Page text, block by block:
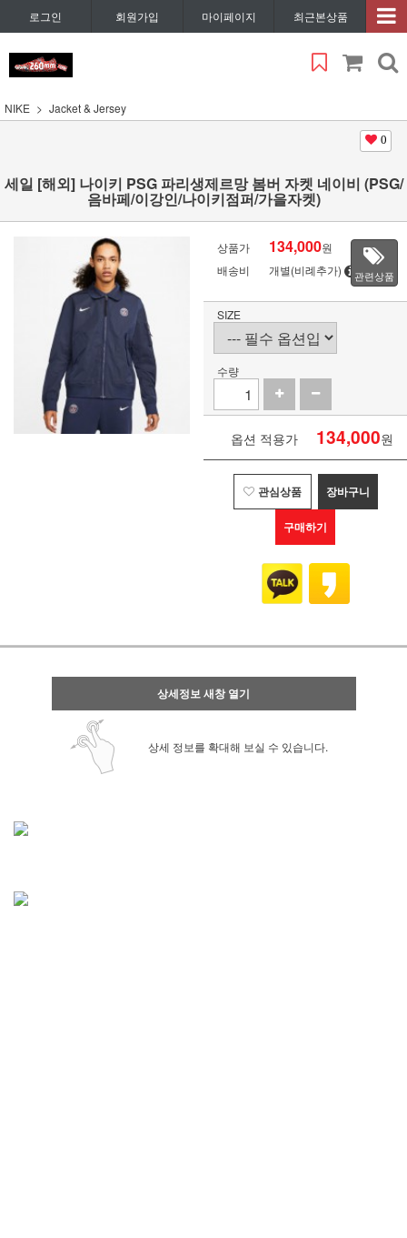
로그인 회원가입 마이페이지 최근본상품
NIKE Jacket & Jersey
0
세일 [해외] 나이키 PSG 파리생제르망 봄버 자켓 네이비 (PSG/
음바페/이강인/나이키점퍼/가을자켓)
상품가 134,000원
배송비
개별(비례추가) 관련상품
SIZE
수량
옵션 적용가 134,000원
관심상품 장바구니
구매하기
상세정보 새창 열기
상세 정보를 확대해 보실 수 있습니다.